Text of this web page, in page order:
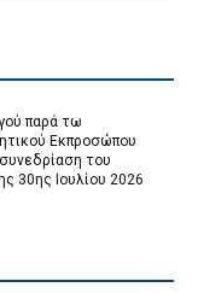
παρά τω
Εκπροσώπου
του
30ης Ιουλίου 2026